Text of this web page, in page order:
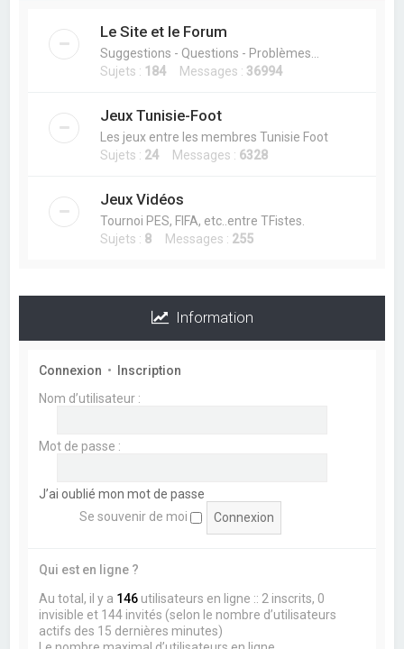
Le Site et le Forum
Suggestions - Questions - Problèmes...
Sujets : 184 Messages : 36994
Jeux Tunisie-Foot
Les jeux entre les membres Tunisie Foot
Sujets : 24 Messages : 6328
Jeux Vidéos
Tournoi PES, FIFA, etc..entre TFistes.
Sujets : 8 Messages : 255
Information
Connexion •
Inscription
Nom d’utilisateur :
Mot de passe :
J’ai oublié mon mot de passe
Se souvenir de moi
Qui est en ligne ?
Au total, il y a 146 utilisateurs en ligne :: 2 inscrits, 0
invisible et 144 invités (selon le nombre d’utilisateurs
actifs des 15 dernières minutes)